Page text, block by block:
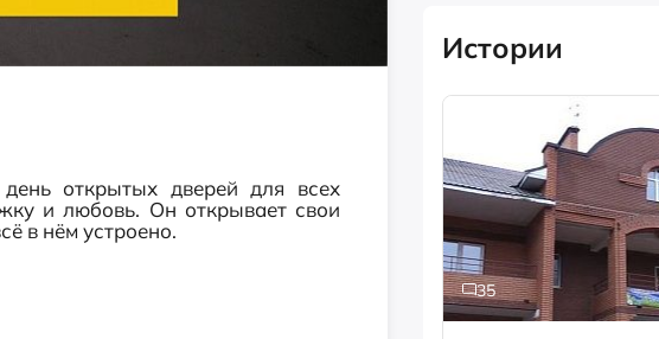
открытых дверей для всех
и любовь. Он открывает свои
в нём устроено.
Истории
35